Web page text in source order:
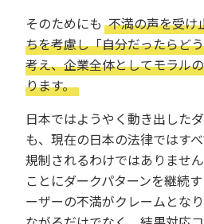
そのためにも 不満の声を受け
ちを考慮し「自分だったらど
考え、企業全体としてモラル
ります。
日本ではようやく動き出した
も、現在の日本の法律ではす
規制されるわけではありませ
ことにダークパターンを継続
ーザーの不満がクレームとな